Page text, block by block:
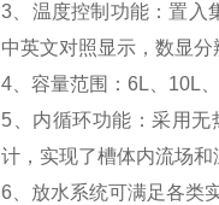
3、 温度控制功能：置入
中英文对照显示，数显
4、 容量范围：6L、10L
5、 内循环功能：采用
计，实现了槽体内流场和
6、 放水系统可满足各类